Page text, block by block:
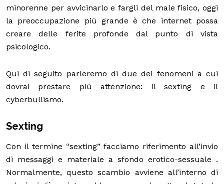
minorenne per avvicinarlo e fargli del male fisico, oggi
la preoccupazione più grande è che internet possa
creare delle ferite profonde dal punto di vista
psicologico.
Qui di seguito parleremo di due dei fenomeni a cui
dovrai prestare più attenzione: il sexting e il
cyberbullismo.
Sexting
Con il termine “sexting” facciamo riferimento all’invio
di messaggi e materiale a sfondo erotico-sessuale .
Normalmente, questo scambio avviene all’interno di